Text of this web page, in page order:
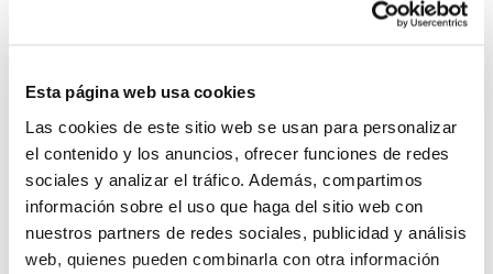
Esta página web usa cookies
Las cookies de este sitio web se usan para personalizar
el contenido y los anuncios, ofrecer funciones de redes
sociales y analizar el tráfico. Además, compartimos
información sobre el uso que haga del sitio web con
nuestros partners de redes sociales, publicidad y análisis
web, quienes pueden combinarla con otra información